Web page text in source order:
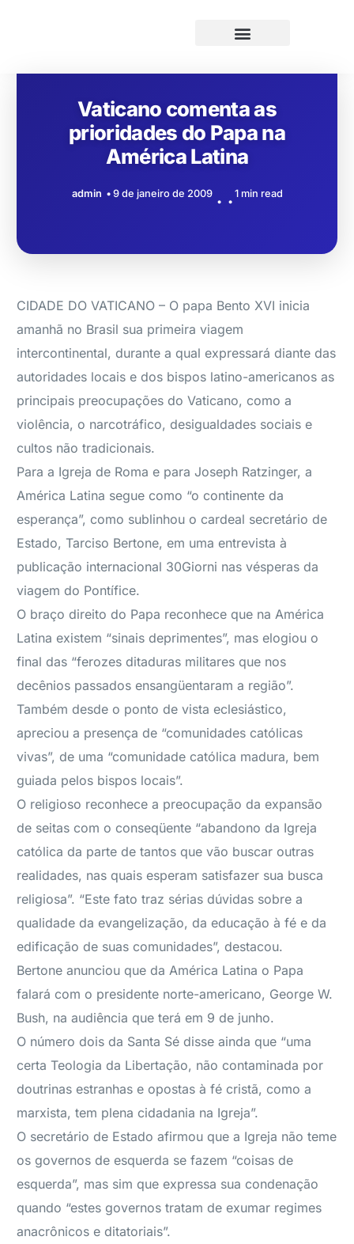
Vaticano comenta as
prioridades do Papa na
América Latina
admin 9 de janeiro de 2009 1 min read
CIDADE DO VATICANO – O papa Bento XVI inicia
amanhã no Brasil sua primeira viagem
intercontinental, durante a qual expressará diante das
autoridades locais e dos bispos latino-americanos as
principais preocupações do Vaticano, como a
violência, o narcotráfico, desigualdades sociais e
cultos não tradicionais.
Para a Igreja de Roma e para Joseph Ratzinger, a
América Latina segue como “o continente da
esperança”, como sublinhou o cardeal secretário de
Estado, Tarciso Bertone, em uma entrevista à
publicação internacional 30Giorni nas vésperas da
viagem do Pontífice.
O braço direito do Papa reconhece que na América
Latina existem “sinais deprimentes”, mas elogiou o
final das “ferozes ditaduras militares que nos
decênios passados ensangüentaram a região”.
Também desde o ponto de vista eclesiástico,
apreciou a presença de “comunidades católicas
vivas”, de uma “comunidade católica madura, bem
guiada pelos bispos locais”.
O religioso reconhece a preocupação da expansão
de seitas com o conseqüente “abandono da Igreja
católica da parte de tantos que vão buscar outras
realidades, nas quais esperam satisfazer sua busca
religiosa”. “Este fato traz sérias dúvidas sobre a
qualidade da evangelização, da educação à fé e da
edificação de suas comunidades”, destacou.
Bertone anunciou que da América Latina o Papa
falará com o presidente norte-americano, George W.
Bush, na audiência que terá em 9 de junho.
O número dois da Santa Sé disse ainda que “uma
certa Teologia da Libertação, não contaminada por
doutrinas estranhas e opostas à fé cristã, como a
marxista, tem plena cidadania na Igreja”.
O secretário de Estado afirmou que a Igreja não teme
os governos de esquerda se fazem “coisas de
esquerda”, mas sim que expressa sua condenação
quando “estes governos tratam de exumar regimes
anacrônicos e ditatoriais”.